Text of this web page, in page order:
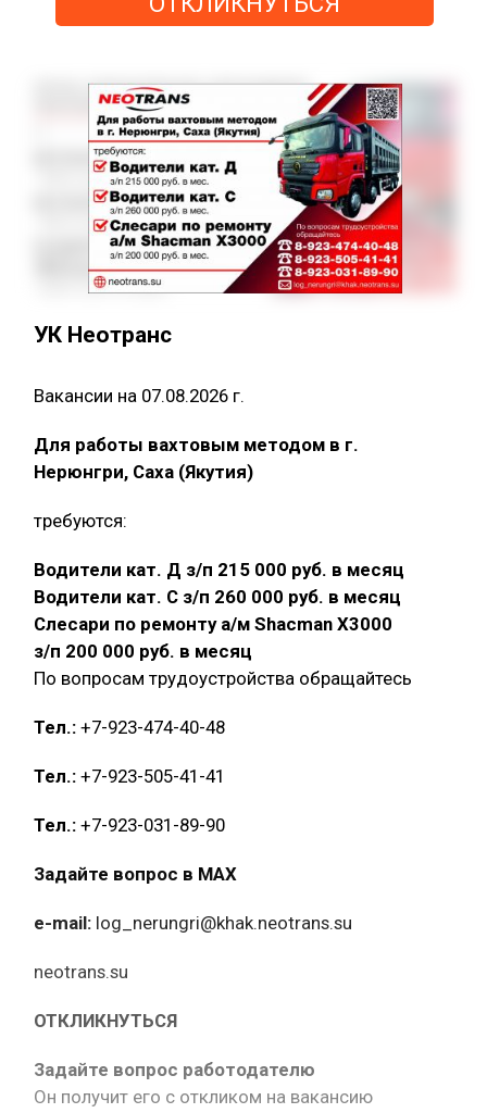
УК Неотранс
Вакансии на 07.08.2026 г.
Для работы вахтовым методом в г.
Нерюнгри, Саха (Якутия)
требуются:
Водители кат. Д з/п 215 000 руб. в месяц
Водители кат. С з/п 260 000 руб. в месяц
Слесари по ремонту а/м Shacman X3000
з/п 200 000 руб. в месяц
По вопросам трудоустройства обращайтесь
Тел.: +7-923-474-40-48
Тел.: +7-923-505-41-41
Тел.: +7-923-031-89-90
Задайте вопрос в MAX
e-mail: log_nerungri@khak.neotrans.su
neotrans.su
ОТКЛИКНУТЬСЯ
Задайте вопрос работодателю
Он получит его с откликом на вакансию